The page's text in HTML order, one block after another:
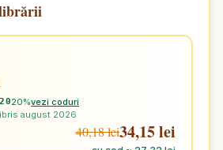
20%vezi coduri
august 2026
40,18 lei34,15 lei